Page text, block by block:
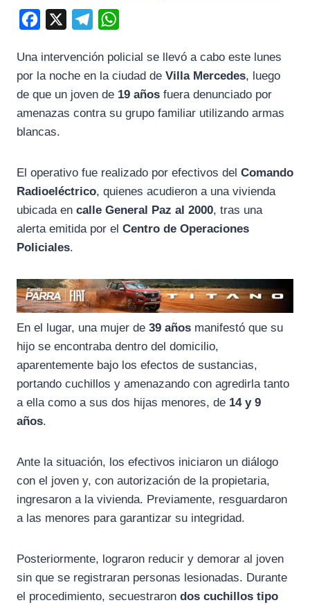
c
e
b
l
e
g
a
t
s
A
Una intervención policial se llevó a cabo este lunes
por la noche en la ciudad de Villa Mercedes, luego
de que un joven de 19 años fuera denunciado por
amenazas contra su grupo familiar utilizando armas
blancas.
El operativo fue realizado por efectivos del Comando
Radioeléctrico, quienes acudieron a una vivienda
ubicada en calle General Paz al 2000, tras una
alerta emitida por el Centro de Operaciones
Policiales.
En el lugar, una mujer de 39 años manifestó que su
hijo se encontraba dentro del domicilio,
aparentemente bajo los efectos de sustancias,
portando cuchillos y amenazando con agredirla tanto
a ella como a sus dos hijas menores, de 14 y 9
años.
Ante la situación, los efectivos iniciaron un diálogo
con el joven y, con autorización de la propietaria,
ingresaron a la vivienda. Previamente, resguardaron
a las menores para garantizar su integridad.
Posteriormente, lograron reducir y demorar al joven
sin que se registraran personas lesionadas. Durante
el procedimiento, secuestraron dos cuchillos tipo